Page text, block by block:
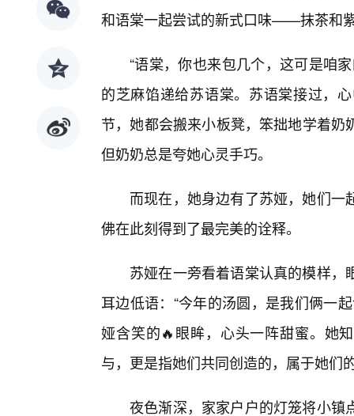
和语棠一起尝试的新式口味——抹茶和
“语棠，你也来包几个，这可是咱
的芝麻馅递给苏语棠。苏语棠接过，
节，她都会搬来小板凳，笨拙地学着
但奶奶总是夸她心灵手巧。
而现在，她身边有了苏娅，她们
佛在此刻得到了最完美的诠释。
苏娅在一旁看着语棠认真的模样
耳边低语：“今年的汤圆，是我们俩一
娅含笑的🔥眼眸，心头一阵甜蜜。她
与，更是指她们共同创造的，属于她们
夜色渐深，家家户户的灯笼将小镇